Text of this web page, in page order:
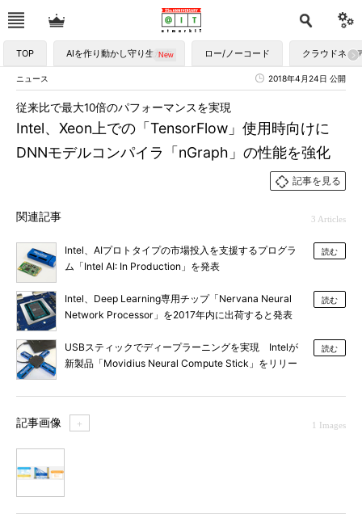
TOP AIを作り動かし守り生かす ロー/ノーコード クラウドネイ
ニュース 2018年4月24日 公開
Intel、Xeon上での「TensorFlow」使用時向けに
DNNモデルコンパイラ「nGraph」の性能を強化
従来比で最大10倍のパフォーマンスを実現
記事を見る
関連記事 3 Articles
Intel、AIプロトタイプの市場投入を支援するプログラ
ム「Intel AI: In Production」を発表
読む
Intel、Deep Learning専用チップ「Nervana Neural
Network Processor」を2017年内に出荷すると発表
読む
USBスティックでディープラーニングを実現 Intelが
新製品「Movidius Neural Compute Stick」をリリー
読む
記事画像 ＋ 1 Images